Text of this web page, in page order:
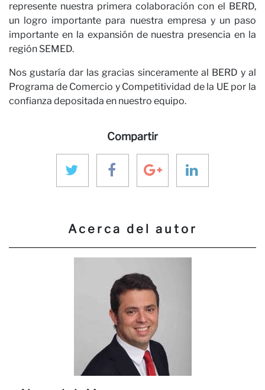
represente nuestra primera colaboración con el BERD,
un logro importante para nuestra empresa y un paso
importante en la expansión de nuestra presencia en la
región SEMED.
Nos gustaría dar las gracias sinceramente al BERD y al
Programa de Comercio y Competitividad de la UE por la
confianza depositada en nuestro equipo.
Compartir
Acerca del autor